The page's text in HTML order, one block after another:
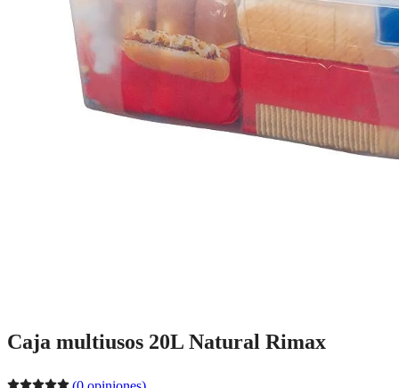
Caja multiusos 20L Natural Rimax